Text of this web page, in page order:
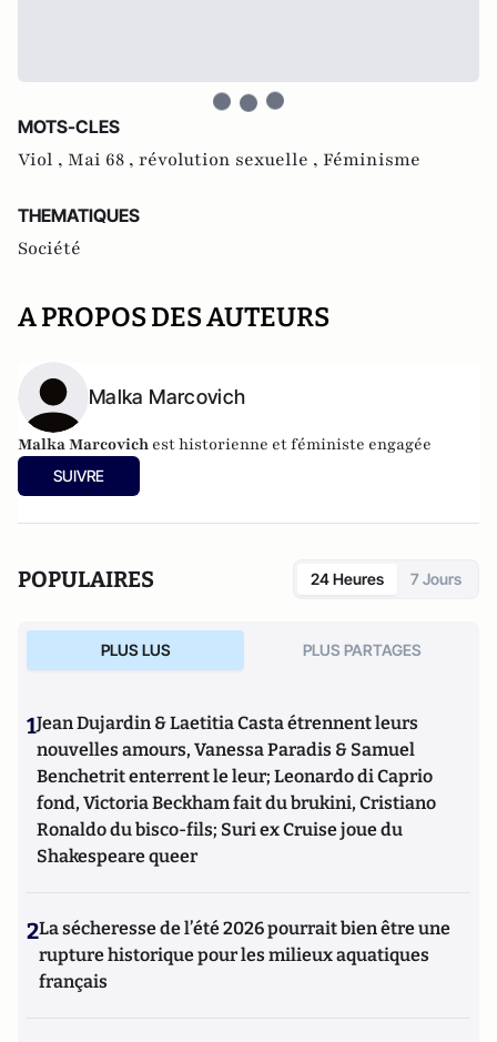
MOTS-CLES
Viol , Mai 68 , révolution sexuelle , Féminisme
THEMATIQUES
Société
A PROPOS DES AUTEURS
Malka Marcovich
Malka Marcovich est historienne et féministe engagée
SUIVRE
POPULAIRES 24 Heures 7 Jours
PLUS LUS PLUS PARTAGES
1Jean Dujardin & Laetitia Casta étrennent leurs
nouvelles amours, Vanessa Paradis & Samuel
Benchetrit enterrent le leur; Leonardo di Caprio
fond, Victoria Beckham fait du brukini, Cristiano
Ronaldo du bisco-fils; Suri ex Cruise joue du
Shakespeare queer
2La sécheresse de l’été 2026 pourrait bien être une
rupture historique pour les milieux aquatiques
français